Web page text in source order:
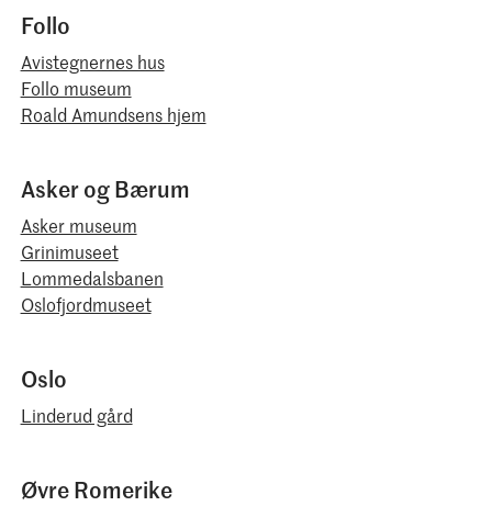
Follo
Avistegnernes hus
Follo museum
Roald Amundsens hjem
Asker og Bærum
Asker museum
Grinimuseet
Lommedalsbanen
Oslofjordmuseet
Oslo
Linderud gård
Øvre Romerike